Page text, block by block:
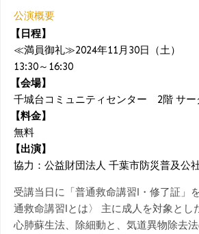
公演概要
【日程】
≪満員御礼≫2024年11月30日（土）
13:30～16:30
【会場】
千城台コミュニティセンター 2階 サー
【料金】
無料
【出演】
協力：公益財団法人 千葉市防災普及公
受講当日に「普通救命講習Ⅰ・修了証」
通救命講習Ⅰとは〉 主に成人を対象とし
心肺蘇生法、除細動と、気道異物除去